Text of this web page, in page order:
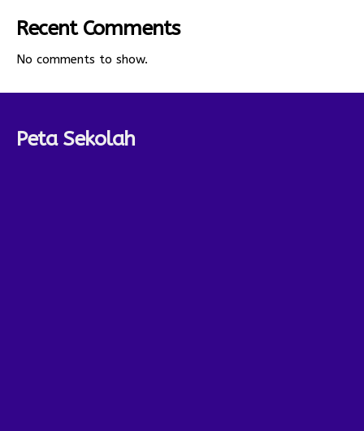
Recent Comments
No comments to show.
Peta Sekolah